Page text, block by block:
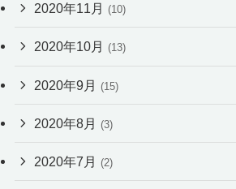
2020年11月 (10)
2020年10月 (13)
2020年9月 (15)
2020年8月 (3)
2020年7月 (2)